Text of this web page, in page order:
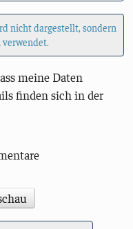
nicht dargestellt, sondern
meine Daten
finden sich in der